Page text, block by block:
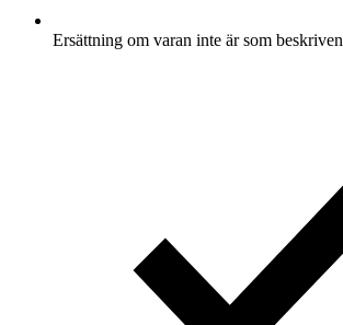
Ersättning om varan inte är som beskriven